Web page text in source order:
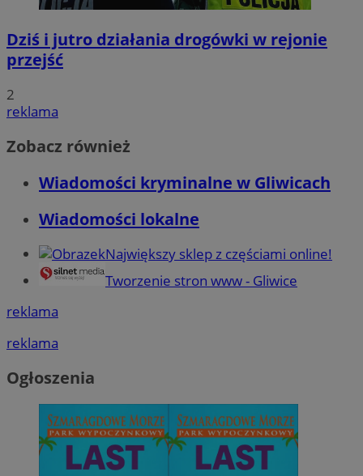
Dziś i jutro działania drogówki w rejonie
przejść
2
reklama
Zobacz również
Wiadomości kryminalne w Gliwicach
Wiadomości lokalne
Największy sklep z częściami online!
Tworzenie stron www - Gliwice
reklama
reklama
Ogłoszenia